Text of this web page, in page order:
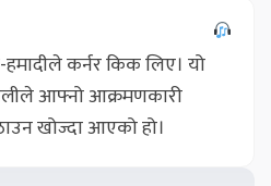
कर्नर किक लिए। यो
आफ्नो आक्रमणकारी
खोज्दा आएको हो।